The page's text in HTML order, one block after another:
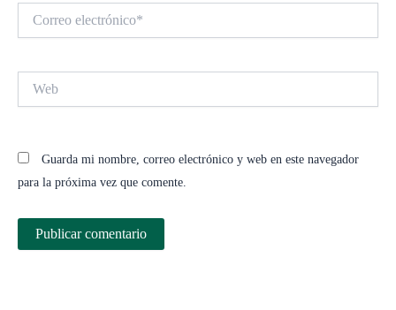
electrónico*
Guarda mi nombre, correo electrónico y web en este navegador
para la próxima vez que comente.